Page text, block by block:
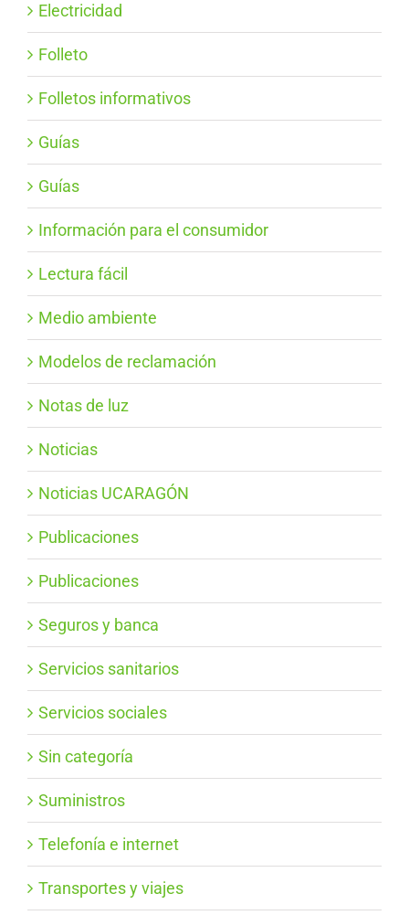
Electricidad
Folleto
Folletos informativos
Guías
Guías
Información para el consumidor
Lectura fácil
Medio ambiente
Modelos de reclamación
Notas de luz
Noticias
Noticias UCARAGÓN
Publicaciones
Publicaciones
Seguros y banca
Servicios sanitarios
Servicios sociales
Sin categoría
Suministros
Telefonía e internet
Transportes y viajes